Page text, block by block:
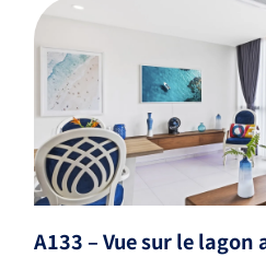
A133 – Vue sur le